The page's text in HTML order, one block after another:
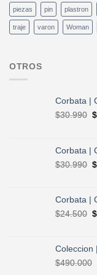
piezas pin plastron
traje varon Woman
OTROS
Corbata |
$30.990 $
Corbata |
$30.990 $
Corbata |
$24.500 $
Coleccion
$490.000